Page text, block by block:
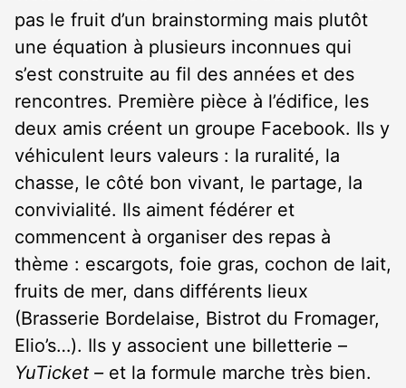
pas le fruit d’un brainstorming mais plutôt
une équation à plusieurs inconnues qui
s’est construite au fil des années et des
rencontres. Première pièce à l’édifice, les
deux amis créent un groupe Facebook. Ils y
véhiculent leurs valeurs : la ruralité, la
chasse, le côté bon vivant, le partage, la
convivialité. Ils aiment fédérer et
commencent à organiser des repas à
thème : escargots, foie gras, cochon de lait,
fruits de mer, dans différents lieux
(Brasserie Bordelaise, Bistrot du Fromager,
Elio’s…). Ils y associent une billetterie –
YuTicket – et la formule marche très bien.